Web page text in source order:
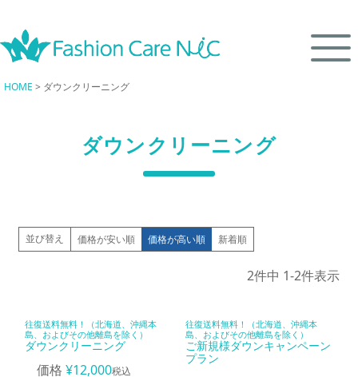
HOME ダウンクリーニング
ダウンクリーニング
並び替え 価格が安い順 価格が高い順 新着順
2件中 1-2件表示
往復送料無料！（北海道、沖縄本
島、およびその他離島を除く）
ダウンクリーニング
価格 ¥12,000税込
往復送料無料！（北海道、沖縄本
島、およびその他離島を除く）
ご新規様ダウンキャンペーン
プラン